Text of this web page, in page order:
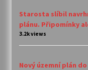
Starosta slíbil
plánu. Připomínky
3.2k views
Nový územní plán